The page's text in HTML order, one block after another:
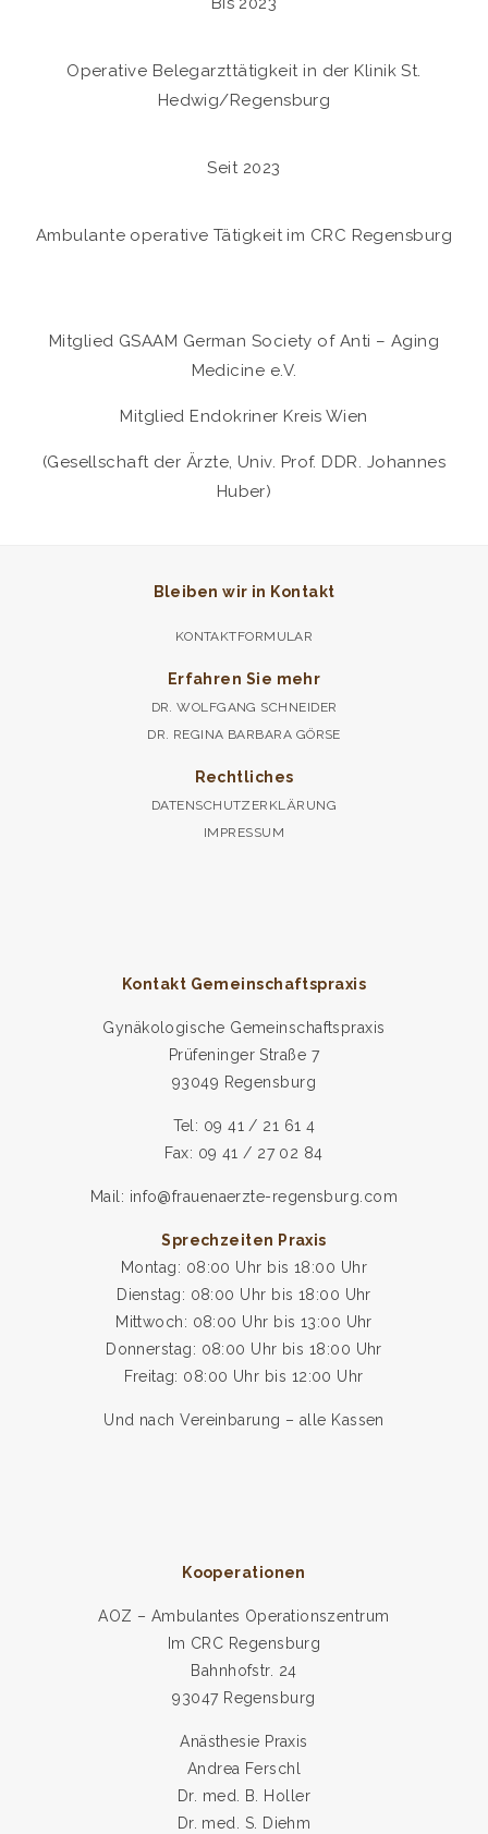
Operative Belegarzttätigkeit in der Klinik St.
Hedwig/Regensburg
Seit 2023
Ambulante operative Tätigkeit im CRC Regensburg
Mitglied GSAAM German Society of Anti – Aging
Medicine e.V.
Mitglied Endokriner Kreis Wien
(Gesellschaft der Ärzte, Univ. Prof. DDR. Johannes
Huber)
Bleiben wir in Kontakt
KONTAKTFORMULAR
Erfahren Sie mehr
DR. WOLFGANG SCHNEIDER
DR. REGINA BARBARA GÖRSE
Rechtliches
DATENSCHUTZERKLÄRUNG
IMPRESSUM
Kontakt Gemeinschaftspraxis
Gynäkologische Gemeinschaftspraxis
Prüfeninger Straße 7
93049 Regensburg
Tel: 09 41 / 21 61 4
Fax: 09 41 / 27 02 84
Mail: info@frauenaerzte-regensburg.com
Sprechzeiten Praxis
Montag: 08:00 Uhr bis 18:00 Uhr
Dienstag: 08:00 Uhr bis 18:00 Uhr
Mittwoch: 08:00 Uhr bis 13:00 Uhr
Donnerstag: 08:00 Uhr bis 18:00 Uhr
Freitag: 08:00 Uhr bis 12:00 Uhr
Und nach Vereinbarung – alle Kassen
Kooperationen
AOZ – Ambulantes Operationszentrum
Im CRC Regensburg
Bahnhofstr. 24
93047 Regensburg
Anästhesie Praxis
Andrea Ferschl
Dr. med. B. Holler
Dr. med. S. Diehm